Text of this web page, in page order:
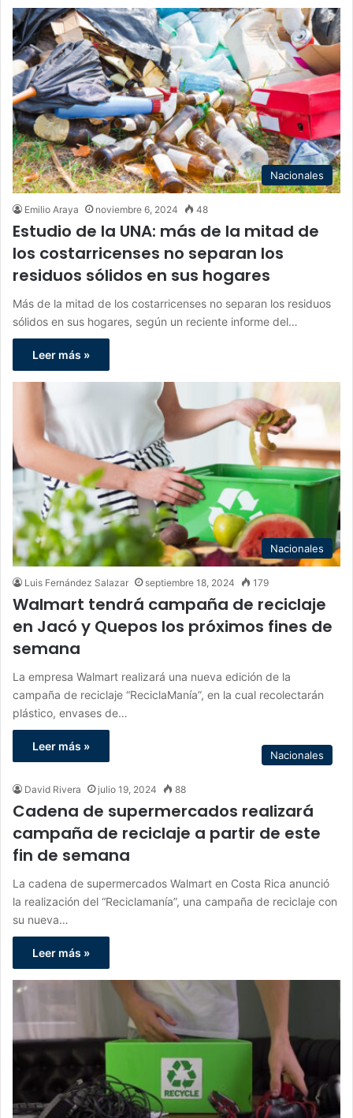
Nacionales
Emilio Araya noviembre 6, 2024 48
Estudio de la UNA: más de la mitad de
los costarricenses no separan los
residuos sólidos en sus hogares
Más de la mitad de los costarricenses no separan los residuos
sólidos en sus hogares, según un reciente informe del…
Leer más »
Nacionales
Luis Fernández Salazar septiembre 18, 2024 179
Walmart tendrá campaña de reciclaje
en Jacó y Quepos los próximos fines de
semana
La empresa Walmart realizará una nueva edición de la
campaña de reciclaje “ReciclaManía”, en la cual recolectarán
plástico, envases de…
Leer más »
Nacionales
David Rivera julio 19, 2024 88
Cadena de supermercados realizará
campaña de reciclaje a partir de este
fin de semana
La cadena de supermercados Walmart en Costa Rica anunció
la realización del “Reciclamanía”, una campaña de reciclaje con
su nueva…
Leer más »